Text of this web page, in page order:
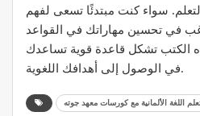
سواء كنت مبتدئًا تسعى لفهم
في تحسين مهاراتك في القواعد
الكتب تشكل قاعدة قوية تساعدك
في الوصول إلى أهدافك اللغوية.
اللغة الألمانية مع كورسات معهد جوته